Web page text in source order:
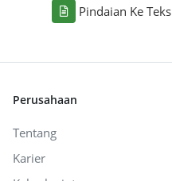
Pindaian Ke Teks
Perusahaan
Tentang
Karier